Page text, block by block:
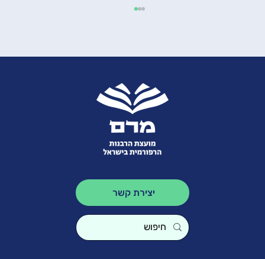
תפילת המתבודד – תפילת המתבודדת
יצירת קשר